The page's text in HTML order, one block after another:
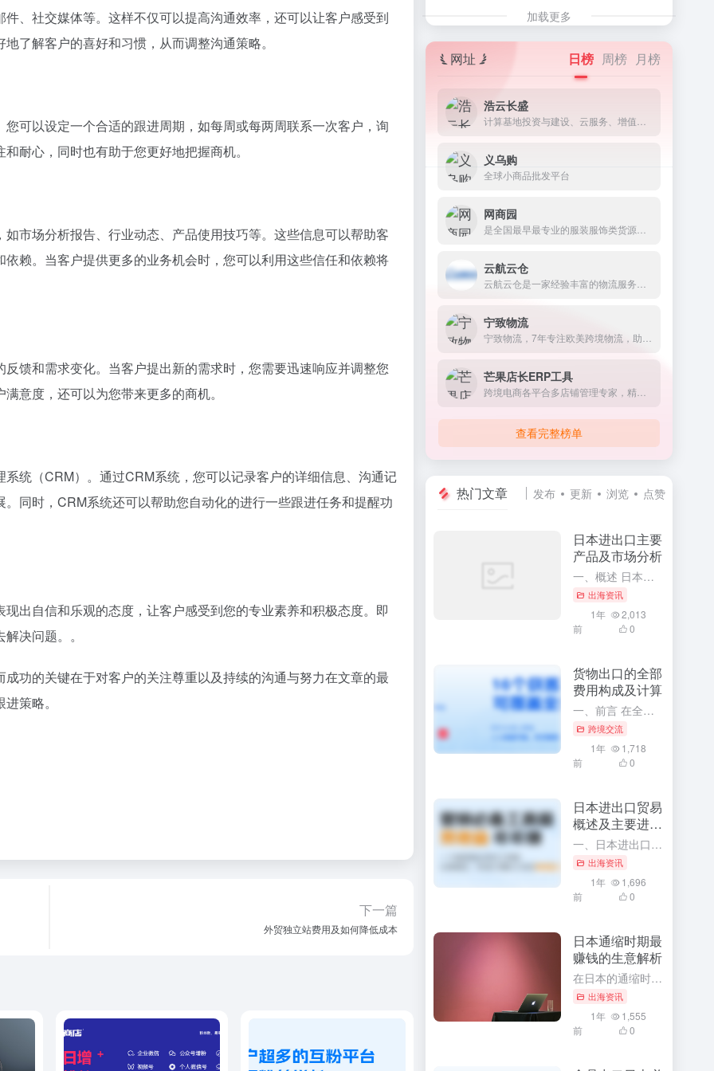
、社交媒体等。这样不仅可以提高沟通效率，还可以让客户感受到
了解客户的喜好和习惯，从而调整沟通策略。
可以设定一个合适的跟进周期，如每周或每两周联系一次客户，询
耐心，同时也有助于您更好地把握商机。
市场分析报告、行业动态、产品使用技巧等。这些信息可以帮助客
赖。当客户提供更多的业务机会时，您可以利用这些信任和依赖将
馈和需求变化。当客户提出新的需求时，您需要迅速响应并调整您
意度，还可以为您带来更多的商机。
统（CRM）。通过CRM系统，您可以记录客户的详细信息、沟通记
同时，CRM系统还可以帮助您自动化的进行一些跟进任务和提醒功
出自信和乐观的态度，让客户感受到您的专业素养和积极态度。即
决问题。。
功的关键在于对客户的关注尊重以及持续的沟通与努力在文章的最
策略。
下一篇
外贸独立站费用及如何降低成本
加载更多
网址 日榜 周榜 月榜
浩云长盛
义乌购
全球小商品批发平台
网商园
云航云仓
宁致物流
芒果店长ERP工具
查看完整榜单
热门文章 发布 更新 浏览 点赞
日本进出口主要
产品及市场分析
一、概述 日本作为世界上经济实力雄厚的国家之一，其对外贸易活动十分活跃。通过深入了解日本进出口的主要产品及市场分析，可以更全面地掌握日本的经济发展趋势和国际贸易格局。本文将针对日本进出口的主要产品进行...
出海资讯
1年
前
2,013
0
货物出口的全部
费用构成及计算
一、前言 在全球化的今天，货物出口已经成为了众多企业和商家开展国际贸易的主要方式。要想顺利地开展货物出口业务，必须充分了解货物出口的全部费用构成及其计算方法。这将有助于企业更精确地掌握出口成本，合理制...
跨境交流
1年
前
1,718
0
日本进出口贸易
概述及主要进出
口商品
一、日本进出口贸易概述 作为全球主要经济体之一，日本凭借其先进的技术水平、高效的工业体系以及开放的国际贸易政策，形成了丰富的国际贸易关系网络。日本在国际贸易领域有着极其重要的地位，不仅影响着周边国家甚...
出海资讯
1年
前
1,696
0
日本通缩时期最
赚钱的生意解析
在日本的通缩时期，经济环境虽然充满挑战，但同时也孕育着许多商机。对于那些善于发现和把握机会的创业者来说，这个时期同样存在着许多赚钱的生意。本文将深入解析日本通缩时期最赚钱的生意，并探讨其背后的原因和成...
出海资讯
1年
前
1,555
0